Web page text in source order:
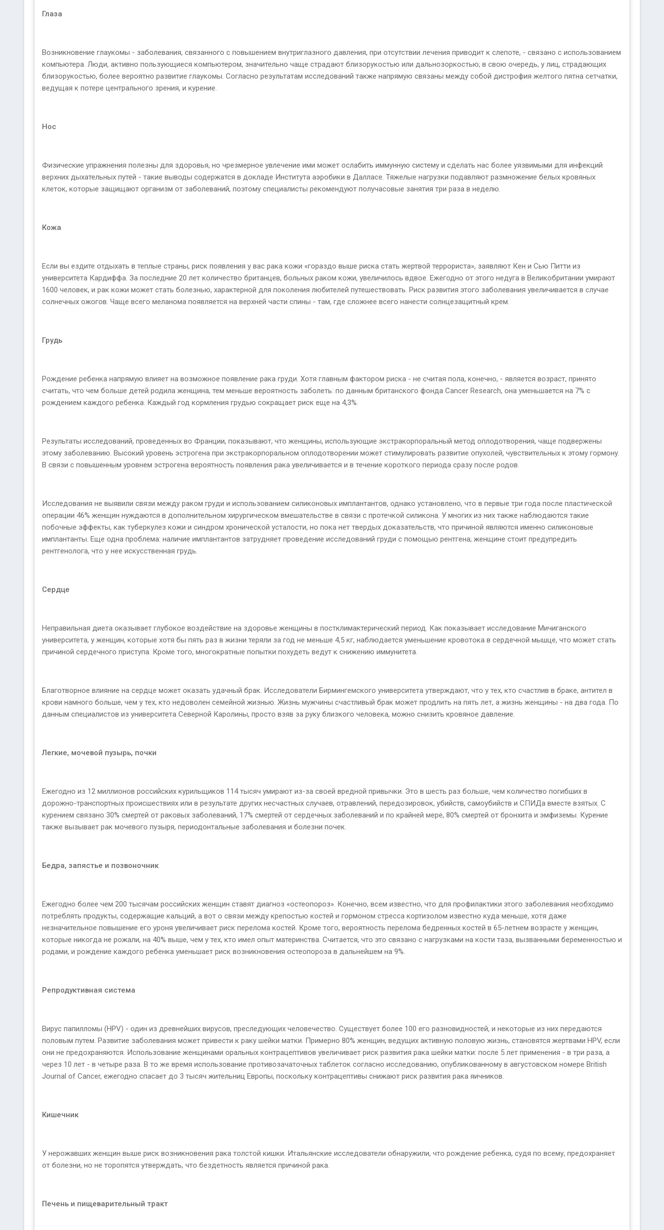
Глаза
Возникновение глаукомы - заболевания, связанного с повышением внутриглазного давления, при отсутствии лечения приводит к слепоте, - связано с использованием
компьютера. Люди, активно пользующиеся компьютером, значительно чаще страдают близорукостью или дальнозоркостью; в свою очередь, у лиц, страдающих
близорукостью, более вероятно развитие глаукомы. Согласно результатам исследований также напрямую связаны между собой дистрофия желтого пятна сетчатки,
ведущая к потере центрального зрения, и курение.
Нос
Физические упражнения полезны для здоровья, но чрезмерное увлечение ими может ослабить иммунную систему и сделать нас более уязвимыми для инфекций
верхних дыхательных путей - такие выводы содержатся в докладе Института аэробики в Далласе. Тяжелые нагрузки подавляют размножение белых кровяных
клеток, которые защищают организм от заболеваний, поэтому специалисты рекомендуют получасовые занятия три раза в неделю.
Кожа
Если вы ездите отдыхать в теплые страны, риск появления у вас рака кожи «гораздо выше риска стать жертвой террориста», заявляют Кен и Сью Питти из
университета Кардиффа. За последние 20 лет количество британцев, больных раком кожи, увеличилось вдвое. Ежегодно от этого недуга в Великобритании умирают
1600 человек, и рак кожи может стать болезнью, характерной для поколения любителей путешествовать. Риск развития этого заболевания увеличивается в случае
солнечных ожогов. Чаще всего меланома появляется на верхней части спины - там, где сложнее всего нанести солнцезащитный крем.
Грудь
Рождение ребенка напрямую влияет на возможное появление рака груди. Хотя главным фактором риска - не считая пола, конечно, - является возраст, принято
считать, что чем больше детей родила женщина, тем меньше вероятность заболеть: по данным британского фонда Cancer Research, она уменьшается на 7% с
рождением каждого ребенка. Каждый год кормления грудью сокращает риск еще на 4,3%.
Результаты исследований, проведенных во Франции, показывают, что женщины, использующие экстракорпоральный метод оплодотворения, чаще подвержены
этому заболеванию. Высокий уровень эстрогена при экстракорпоральном оплодотворении может стимулировать развитие опухолей, чувствительных к этому гормону.
В связи с повышенным уровнем эстрогена вероятность появления рака увеличивается и в течение короткого периода сразу после родов.
Исследования не выявили связи между раком груди и использованием силиконовых имплантантов, однако установлено, что в первые три года после пластической
операции 46% женщин нуждаются в дополнительном хирургическом вмешательстве в связи с протечкой силикона. У многих из них также наблюдаются такие
побочные эффекты, как туберкулез кожи и синдром хронической усталости, но пока нет твердых доказательств, что причиной являются именно силиконовые
имплантанты. Еще одна проблема: наличие имплантантов затрудняет проведение исследований груди с помощью рентгена; женщине стоит предупредить
рентгенолога, что у нее искусственная грудь.
Сердце
Неправильная диета оказывает глубокое воздействие на здоровье женщины в постклимактерический период. Как показывает исследование Мичиганского
университета, у женщин, которые хотя бы пять раз в жизни теряли за год не меньше 4,5 кг, наблюдается уменьшение кровотока в сердечной мышце, что может стать
причиной сердечного приступа. Кроме того, многократные попытки похудеть ведут к снижению иммунитета.
Благотворное влияние на сердце может оказать удачный брак. Исследователи Бирмингемского университета утверждают, что у тех, кто счастлив в браке, антител в
крови намного больше, чем у тех, кто недоволен семейной жизнью. Жизнь мужчины счастливый брак может продлить на пять лет, а жизнь женщины - на два года. По
данным специалистов из университета Северной Каролины, просто взяв за руку близкого человека, можно снизить кровяное давление.
Легкие, мочевой пузырь, почки
Ежегодно из 12 миллионов российских курильщиков 114 тысяч умирают из-за своей вредной привычки. Это в шесть раз больше, чем количество погибших в
дорожно-транспортных происшествиях или в результате других несчастных случаев, отравлений, передозировок, убийств, самоубийств и СПИДа вместе взятых. С
курением связано 30% смертей от раковых заболеваний, 17% смертей от сердечных заболеваний и по крайней мере, 80% смертей от бронхита и эмфиземы. Курение
также вызывает рак мочевого пузыря, периодонтальные заболевания и болезни почек.
Бедра, запястье и позвоночник
Ежегодно более чем 200 тысячам российских женщин ставят диагноз «остеопороз». Конечно, всем известно, что для профилактики этого заболевания необходимо
потреблять продукты, содержащие кальций, а вот о связи между крепостью костей и гормоном стресса кортизолом известно куда меньше, хотя даже
незначительное повышение его уроня увеличивает риск перелома костей. Кроме того, вероятность перелома бедренных костей в 65-летнем возрасте у женщин,
которые никогда не рожали, на 40% выше, чем у тех, кто имел опыт материнства. Считается, что это связано с нагрузками на кости таза, вызванными беременностью и
родами, и рождение каждого ребенка уменьшает риск возникновения остеопороза в дальнейшем на 9%.
Репродуктивная система
Вирус папилломы (HPV) - один из древнейших вирусов, преследующих человечество. Существует более 100 его разновидностей, и некоторые из них передаются
половым путем. Развитие заболевания может привести к раку шейки матки. Примерно 80% женщин, ведущих активную половую жизнь, становятся жертвами HPV, если
они не предохраняются. Использование женщинами оральных контрацептивов увеличивает риск развития рака шейки матки: после 5 лет применения - в три раза, а
через 10 лет - в четыре раза. В то же время использование противозачаточных таблеток согласно исследованию, опубликованному в августовском номере British
Journal of Cancer, ежегодно спасает до 3 тысяч жительниц Европы, поскольку контрацептивы снижают риск развития рака яичников.
Кишечник
У нерожавших женщин выше риск возникновения рака толстой кишки. Итальянские исследователи обнаружили, что рождение ребенка, судя по всему, предохраняет
от болезни, но не торопятся утверждать, что бездетность является причиной рака.
Печень и пищеварительный тракт